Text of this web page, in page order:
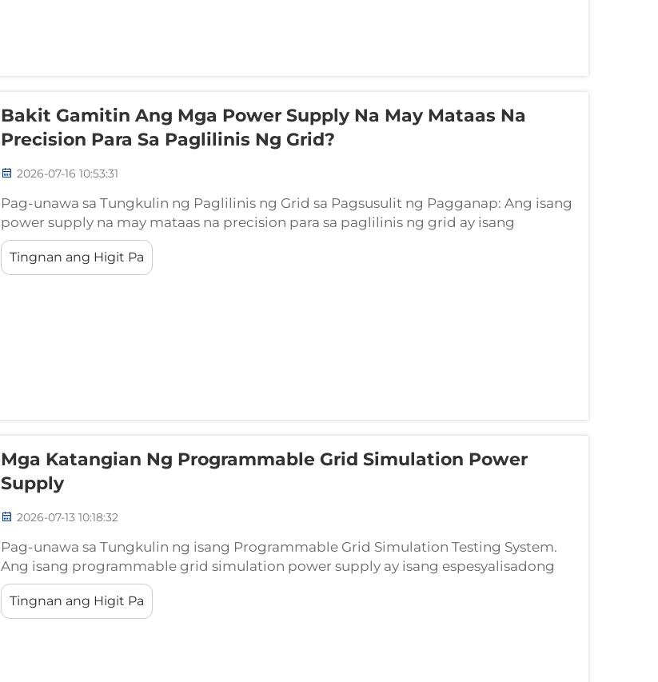
Bakit Gamitin Ang Mga Power Supply Na May Mataas Na
Precision Para Sa Paglilinis Ng Grid?
2026-07-16 10:53:31
Pag-unawa sa Tungkulin ng Paglilinis ng Grid sa Pagsusulit ng Pagganap: Ang isang
power supply na may mataas na precision para sa paglilinis ng grid ay isang
espesyalisadong kagamitan sa pagsusulit na idinisenyo upang linisin at patatagin
ang electrical input na ipinapadala sa mga sensitibong kagamitan habang
isinasagawa ang pagsusulit ng pagganap...
Tingnan ang Higit Pa
Mga Katangian Ng Programmable Grid Simulation Power
Supply
2026-07-13 10:18:32
Pag-unawa sa Tungkulin ng isang Programmable Grid Simulation Testing System.
Ang isang programmable grid simulation power supply ay isang espesyalisadong
platform para sa pagsusulit na idinisenyo upang imitate ang kontroladong mga
kondisyon ng kuryente para sa pagtataya at pagpapatunay ng pagganap. Unl...
Tingnan ang Higit Pa